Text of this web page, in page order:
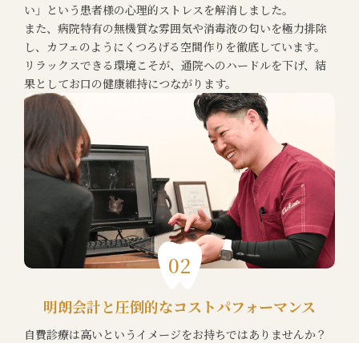
い」という患者様の心理的ストレスを解消しました。
また、病院特有の無機質な雰囲気や消毒液の匂いを極力排除
し、カフェのようにくつろげる空間作りを徹底しています。
リラックスできる環境こそが、通院へのハードルを下げ、結
果としてお口の健康維持につながります。
02
明朗会計と圧倒的なコストパフォーマンス
自費診療は高いというイメージをお持ちではありませんか？